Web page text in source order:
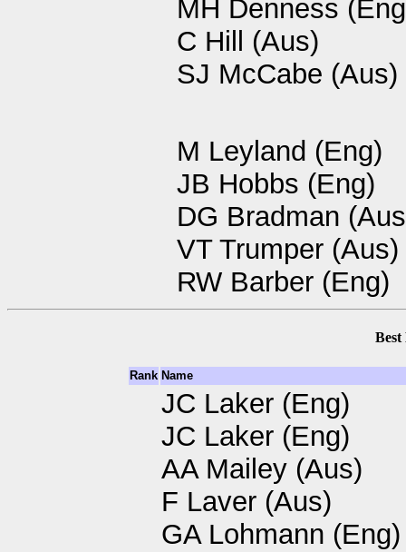
MH Denness
C Hill (Aus)
SJ McCabe (Aus)
M Leyland (Eng)
JB Hobbs (Eng)
DG Bradman
VT Trumper (Aus)
RW Barber (Eng)
Rank Name
JC Laker (Eng)
JC Laker (Eng)
AA Mailey (Aus)
F Laver (Aus)
GA Lohmann (Eng)